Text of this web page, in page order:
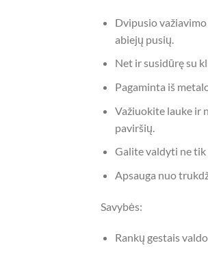
Dvipusio
abiejų pusių.
Net ir susidūrę su
Pagaminta iš
Važiuokite lauke ir
paviršių.
Galite valdyti ne
Apsauga nuo
Savybės:
Rankų gestais